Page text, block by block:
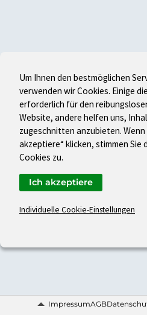
ImpressumAGB
Um Ihnen den bestmöglichen
verwenden wir Cookies. Einige
erforderlich für den
Website, andere helfen uns,
zugeschnitten anzubieten. Wenn
akzeptiere“ klicken, stimmen Sie
Cookies zu.
Individuelle Cookie-Einstellungen
Ich akzeptiere